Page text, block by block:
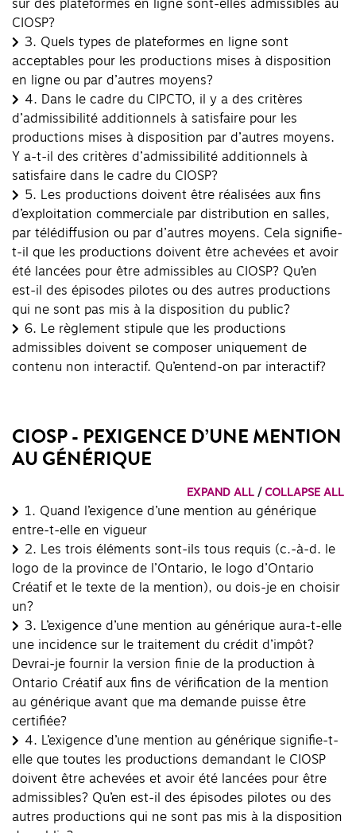
sur des plateformes en ligne sont-elles admissibles au
CIOSP?
3. Quels types de plateformes en ligne sont
acceptables pour les productions mises à disposition
en ligne ou par d’autres moyens?
4. Dans le cadre du CIPCTO, il y a des critères
d’admissibilité additionnels à satisfaire pour les
productions mises à disposition par d’autres moyens.
Y a-t-il des critères d’admissibilité additionnels à
satisfaire dans le cadre du CIOSP?
5. Les productions doivent être réalisées aux fins
d’exploitation commerciale par distribution en salles,
par télédiffusion ou par d’autres moyens. Cela signifie-
t-il que les productions doivent être achevées et avoir
été lancées pour être admissibles au CIOSP? Qu’en
est-il des épisodes pilotes ou des autres productions
qui ne sont pas mis à la disposition du public?
6. Le règlement stipule que les productions
admissibles doivent se composer uniquement de
contenu non interactif. Qu’entend-on par interactif?
CIOSP - PEXIGENCE D’UNE MENTION
AU GÉNÉRIQUE
EXPAND ALL / COLLAPSE ALL
1. Quand l’exigence d’une mention au générique
entre-t-elle en vigueur
2. Les trois éléments sont-ils tous requis (c.-à-d. le
logo de la province de l’Ontario, le logo d’Ontario
Créatif et le texte de la mention), ou dois-je en choisir
un?
3. L’exigence d’une mention au générique aura-t-elle
une incidence sur le traitement du crédit d’impôt?
Devrai-je fournir la version finie de la production à
Ontario Créatif aux fins de vérification de la mention
au générique avant que ma demande puisse être
certifiée?
4. L’exigence d’une mention au générique signifie-t-
elle que toutes les productions demandant le CIOSP
doivent être achevées et avoir été lancées pour être
admissibles? Qu’en est-il des épisodes pilotes ou des
autres productions qui ne sont pas mis à la disposition